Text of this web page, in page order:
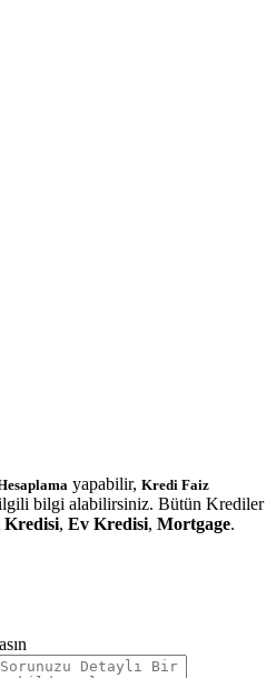
yapabilir, Kredi Faiz
bilgi alabilirsiniz. Bütün Krediler
Kredisi, Ev Kredisi, Mortgage.